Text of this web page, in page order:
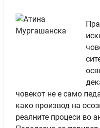
човекот не е само
како производ на
реалните процеси во